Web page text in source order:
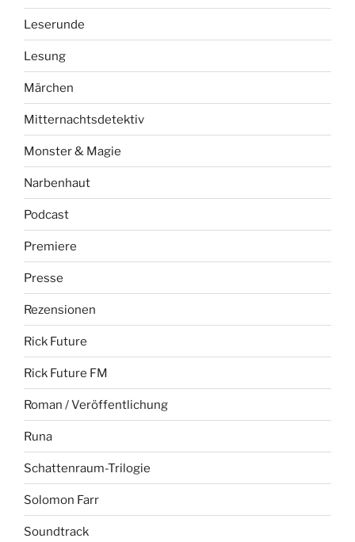
Leserunde
Lesung
Märchen
Mitternachtsdetektiv
Monster & Magie
Narbenhaut
Podcast
Premiere
Presse
Rezensionen
Rick Future
Rick Future FM
Roman / Veröffentlichung
Runa
Schattenraum-Trilogie
Solomon Farr
Soundtrack